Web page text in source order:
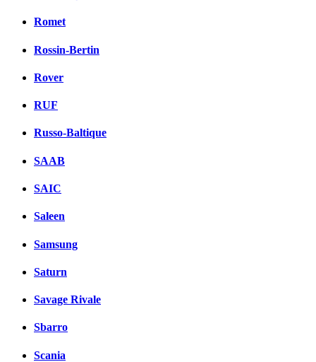
Romet
Rossin-Bertin
Rover
RUF
Russo-Baltique
SAAB
SAIC
Saleen
Samsung
Saturn
Savage Rivale
Sbarro
Scania